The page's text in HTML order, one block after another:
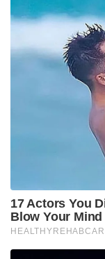
17 Actors You
Blow Your Mind